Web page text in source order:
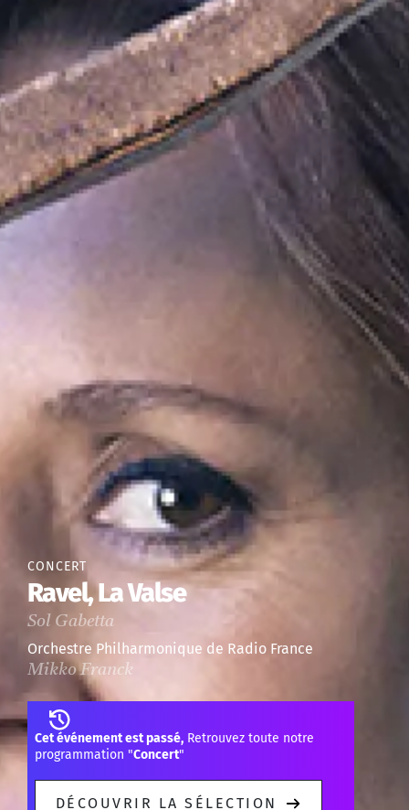
CONCERT
Ravel, La Valse
Sol Gabetta
Orchestre Philharmonique de Radio France
Mikko Franck
Cet événement est passé, Retrouvez toute notre
programmation "Concert"
DÉCOUVRIR LA SÉLECTION